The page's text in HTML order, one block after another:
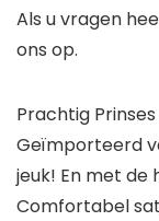
Als u vragen
ons op.
Prachtig
Geïmporteerd
jeuk! En met de
Comfortabel